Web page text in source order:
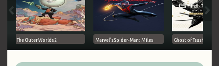
The Outer Worlds 2 Marvel's Spider-Man: Miles Ghost of Tsushima на